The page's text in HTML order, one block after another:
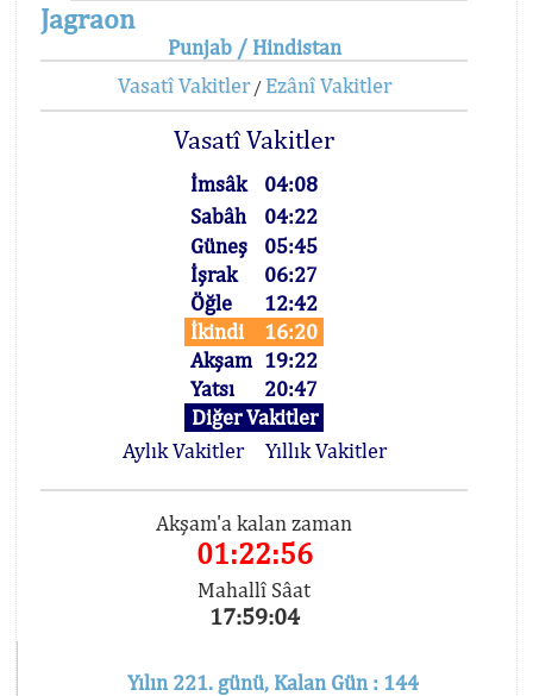
Jagraon
Punjab / Hindistan
Vasatî Vakitler/ Ezânî Vakitler
Vasatî Vakitler
İmsâk
04:08
Sabâh
04:22
Güneş
05:45
İşrak
06:27
Öğle
12:42
İkindi
16:20
Akşam 19:22
Yatsı
20:47
Diğer Vakitler
Aylık Vakitler
Yıllık Vakitler
Akşam'a kalan zaman
01:22:55
Mahallî Sâat
17:59:05
Yılın 221. günü, Kalan Gün : 144